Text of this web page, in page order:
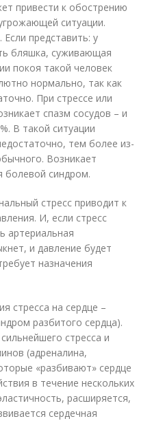
привести к обострению
ситуации.
представить: у
бляшка, суживающая
покоя такой человек
нормально, так как
При стрессе или
спазм сосудов – и
В такой ситуации
тем более из-
Возникает
болевой синдром.
стресс приводит к
И, если стресс
артериальная
и давление будет
назначения
стресса на сердце –
разбитого сердца).
стресса и
(адреналина,
«разбивают» сердце
в течение нескольких
расширяется,
сердечная